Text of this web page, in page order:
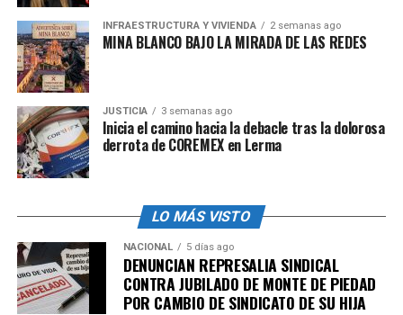
las que se declaró culpable en 2010 para reducir su
condena.
Luego de 19 años preso en EU, a finales de agosto de
este 2024el capo salió de prisión y quedó bajo
custodia de la ICE de aquel país
diciembre se efectuó su deportación a México.
Tras la captura de Juan García Abrego,
y se presume que se habría aliado con Los Zetas para
que actuaran como sicarios del cártel.
De acuerdo con información del Departamento de
Policía de Estados Unidos (FBI por sus siglas en inglés),
INFRAESTRUCTURA Y VIVIENDA 2 semanas ago
MINA BLANCO BAJO LA MIRADA DE LAS REDES
JUSTICIA 3 semanas ago
Inicia el camino hacia la debacle tras la dolorosa
derrota de COREMEX en Lerma
LO MÁS VISTO
NACIONAL 5 días ago
DENUNCIAN REPRESALIA SINDICAL
CONTRA JUBILADO DE MONTE DE PIEDAD
POR CAMBIO DE SINDICATO DE SU HIJA